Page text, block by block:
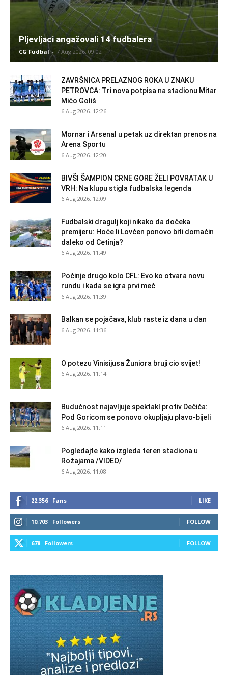
Pljevljaci angažovali 14 fudbalera
CG Fudbal - 7 Aug 2026. 09:02
ZAVRŠNICA PRELAZNOG ROKA U ZNAKU
PETROVCA: Tri nova potpisa na stadionu Mitar
Mićo Goliš
6 Aug 2026. 12:26
Mornar i Arsenal u petak uz direktan prenos na
Arena Sportu
6 Aug 2026. 12:20
BIVŠI ŠAMPION CRNE GORE ŽELI POVRATAK U
VRH: Na klupu stigla fudbalska legenda
6 Aug 2026. 12:09
Fudbalski dragulj koji nikako da dočeka
premijeru: Hoće li Lovćen ponovo biti domaćin
daleko od Cetinja?
6 Aug 2026. 11:49
Počinje drugo kolo CFL: Evo ko otvara novu
rundu i kada se igra prvi meč
6 Aug 2026. 11:39
Balkan se pojačava, klub raste iz dana u dan
6 Aug 2026. 11:36
O potezu Vinisijusa Žuniora bruji cio svijet!
6 Aug 2026. 11:14
Budućnost najavljuje spektakl protiv Dečića:
Pod Goricom se ponovo okupljaju plavo-bijeli
6 Aug 2026. 11:11
Pogledajte kako izgleda teren stadiona u
Rožajama /VIDEO/
6 Aug 2026. 11:08
22,356 Fans LIKE
10,703 Followers FOLLOW
678 Followers FOLLOW